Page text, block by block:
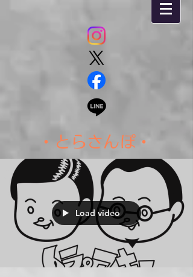
・とらさんぽ・
Load video